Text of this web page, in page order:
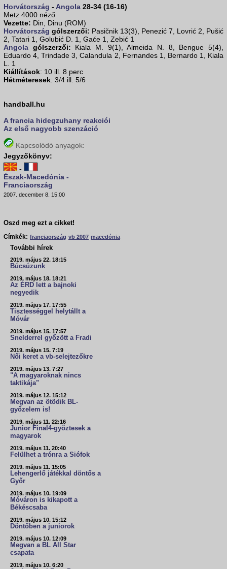
Horvátország - Angola 28-34 (16-16)
Metz 4000 néző
Vezette: Din, Dinu (ROM)
Horvátország gólszerzői: Pasičnik 13(3), Penezić 7, Lovrić 2, Pušić
2, Tatari 1, Golubić D. 1, Gaće 1, Zebić 1
Angola gólszerzői: Kiala M. 9(1), Almeida N. 8, Bengue 5(4),
Eduardo 4, Trindade 3, Calandula 2, Fernandes 1, Bernardo 1, Kiala
L. 1
Kiállítások: 10 ill. 8 perc
Hétméteresek: 3/4 ill. 5/6
handball.hu
A francia hidegzuhany reakciói
Az első nagyobb szenzáció
Kapcsolódó anyagok:
Jegyzőkönyv:
-
Észak-Macedónia -
Franciaország
2007. december 8. 15:00
Oszd meg ezt a cikket!
Címkék: franciaország vb 2007 macedónia
További hírek
2019. május 22. 18:15
Búcsúzunk
2019. május 18. 18:21
Az ÉRD lett a bajnoki
negyedik
2019. május 17. 17:55
Tisztességgel helytállt a
Móvár
2019. május 15. 17:57
Snelderrel győzött a Fradi
2019. május 15. 7:19
Női keret a vb-selejtezőkre
2019. május 13. 7:27
"A magyaroknak nincs
taktikája"
2019. május 12. 15:12
Megvan az ötödik BL-
győzelem is!
2019. május 11. 22:16
Junior Final4-győztesek a
magyarok
2019. május 11. 20:40
Felülhet a trónra a Siófok
2019. május 11. 15:05
Lehengerlő játékkal döntős a
Győr
2019. május 10. 19:09
Móváron is kikapott a
Békéscsaba
2019. május 10. 15:12
Döntőben a juniorok
2019. május 10. 12:09
Megvan a BL All Star
csapata
2019. május 10. 6:20